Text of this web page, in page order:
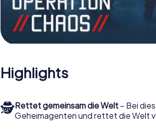
Highlights
🕵Rettet gemeinsam die Welt – Bei
Geheimagenten und rettet die Welt